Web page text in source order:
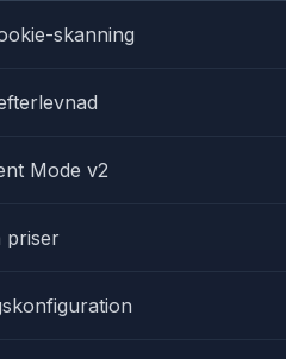
skanning
Mode v2
priser